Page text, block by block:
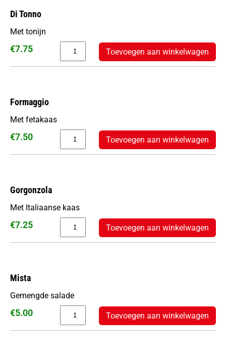
Di Tonno
€7.75 Toevoegen aan winkelwagen
Met tonijn
Formaggio
€7.50 Toevoegen aan winkelwagen
Met fetakaas
Gorgonzola
€7.25 Toevoegen aan winkelwagen
Met Italiaanse kaas
Mista
€5.00 Toevoegen aan winkelwagen
Gemengde salade